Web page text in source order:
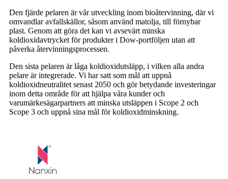
Den fjärde pelaren är vår utveckling inom bioåtervinning, där vi
omvandlar avfallskällor, såsom använd matolja, till förnybar
plast. Genom att göra det kan vi avsevärt minska
koldioxidavtrycket för produkter i Dow-portföljen utan att
påverka återvinningsprocessen.
Den sista pelaren är låga koldioxidutsläpp, i vilken alla andra
pelare är integrerade. Vi har satt som mål att uppnå
koldioxidneutralitet senast 2050 och gör betydande investeringar
inom detta område för att hjälpa våra kunder och
varumärkesägarpartners att minska utsläppen i Scope 2 och
Scope 3 och uppnå sina mål för koldioxidminskning.